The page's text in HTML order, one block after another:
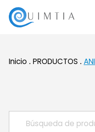
Inicio PRODUCTOS